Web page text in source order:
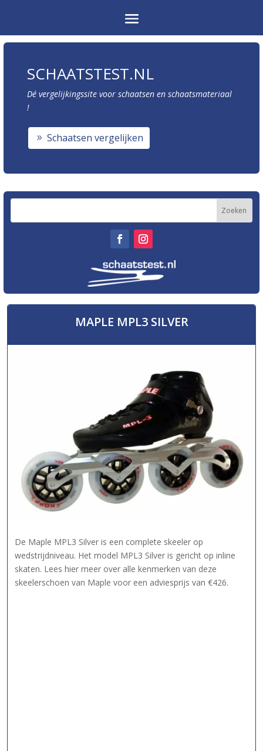
SCHAATSTEST.NL
Dé vergelijkingssite voor schaatsen en schaatsmateriaal
!
Schaatsen vergelijken
MAPLE MPL3 SILVER
De Maple MPL3 Silver is een complete skeeler op
wedstrijdniveau. Het model MPL3 Silver is gericht op inline
skaten. Lees hier meer over alle kenmerken van deze
skeelerschoen van Maple voor een adviesprijs van €426.